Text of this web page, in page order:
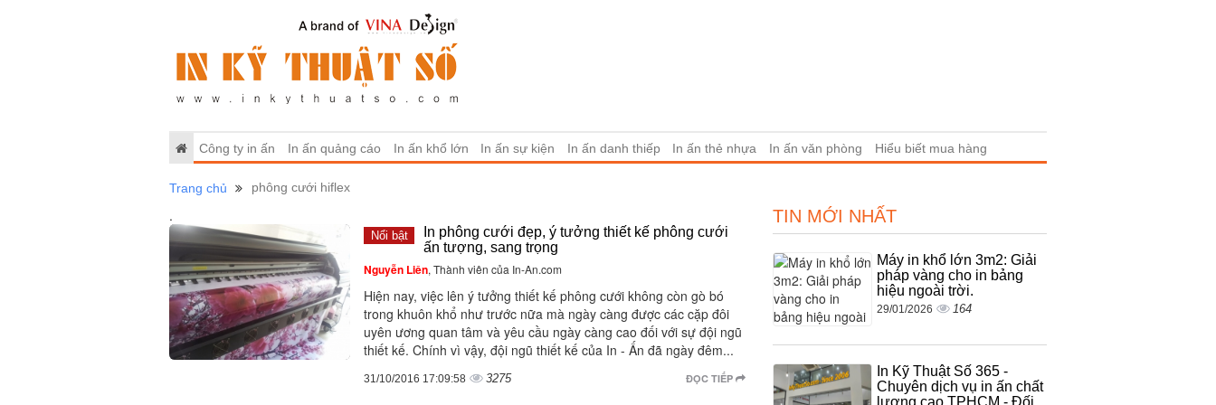
Công ty in ấn In ấn quảng cáo In ấn khổ lớn In ấn sự kiện In ấn danh thiếp In ấn thẻ nhựa In ấn văn phòng Hiểu biết mua hàng
Trang chủ phông cưới hiflex
.
Nổi bật
In phông cưới đẹp, ý tưởng thiết kế phông cưới
ấn tượng, sang trọng
Nguyễn Liên, Thành viên của In-An.com
Hiện nay, việc lên ý tưởng thiết kế phông cưới không còn gò bó
trong khuôn khổ như trước nữa mà ngày càng được các cặp đôi
uyên ương quan tâm và yêu cầu ngày càng cao đối với sự đội ngũ
thiết kế. Chính vì vậy, đội ngũ thiết kế của In - Ấn đã ngày đêm...
ĐỌC TIẾP
31/10/2016 17:09:58 3275
TIN MỚI NHẤT
Máy in khổ lớn 3m2: Giải
pháp vàng cho in bảng
hiệu ngoài trời.
29/01/2026 164
In Kỹ Thuật Số 365 -
Chuyên dịch vụ in ấn chất
lượng cao TPHCM - Đối